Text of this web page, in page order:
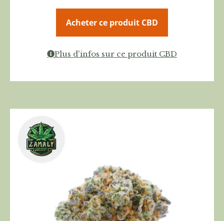
Acheter ce produit CBD
Plus d'infos sur ce produit CBD